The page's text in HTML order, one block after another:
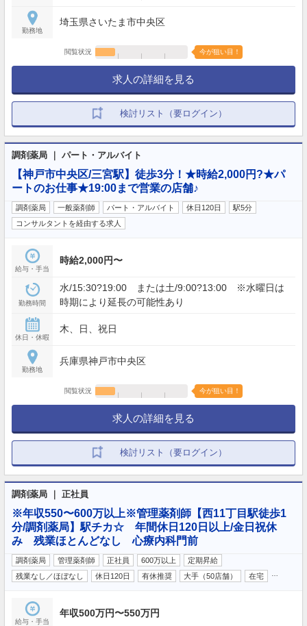
勤務地
埼玉県さいたま市中央区
閲覧状況 今が狙い目！
求人の詳細を見る
検討リスト（要ログイン）
調剤薬局 ｜ パート・アルバイト
【神戸市中央区/三宮駅】徒歩3分！★時給2,000円?★パ
ートのお仕事★19:00まで営業の店舗♪
調剤薬局 一般薬剤師 パート・アルバイト 休日120日
駅5分
コンサルタントを経由する求人
給与・手当
時給2,000円〜
勤務時間
水/15:30?19:00 または土/9:00?13:00 ※水曜日は
時期により延長の可能性あり
休日・休暇
木、日、祝日
勤務地
兵庫県神戸市中央区
閲覧状況 今が狙い目！
求人の詳細を見る
検討リスト（要ログイン）
調剤薬局 ｜ 正社員
※年収550〜600万以上※管理薬剤師【西11丁目駅徒歩1
分/調剤薬局】駅チカ☆ 年間休日120日以上/金日祝休
み 残業ほとんどなし 心療内科門前
調剤薬局 管理薬剤師 正社員 600万以上
定期昇給
残業なし／ほぼなし
休日120日 有休推奨 大手（50店舗） 在宅
給与・手当
年収500万円〜550万円